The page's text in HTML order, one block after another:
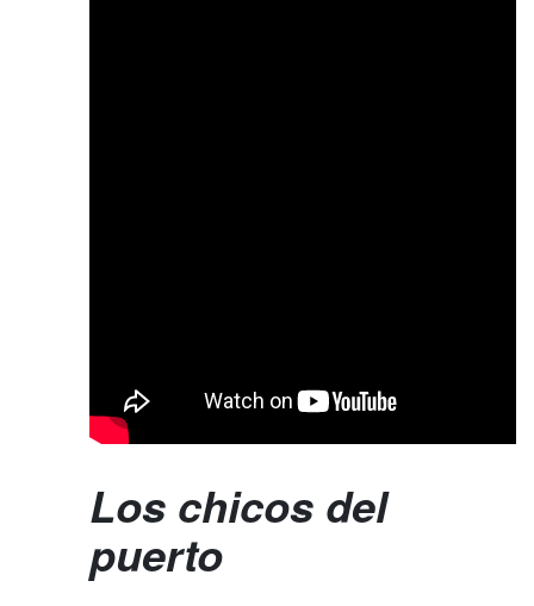
Los chicos del
puerto